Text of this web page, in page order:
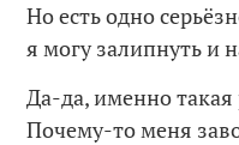
Но есть одно
я могу залипнуть и
Да-да, именно такая
Почему-то меня